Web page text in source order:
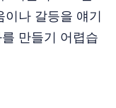
나 갈등을 얘기
만들기 어렵습